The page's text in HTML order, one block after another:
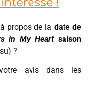
!
propos de la date de
in My Heartsaison
?
avis dans les